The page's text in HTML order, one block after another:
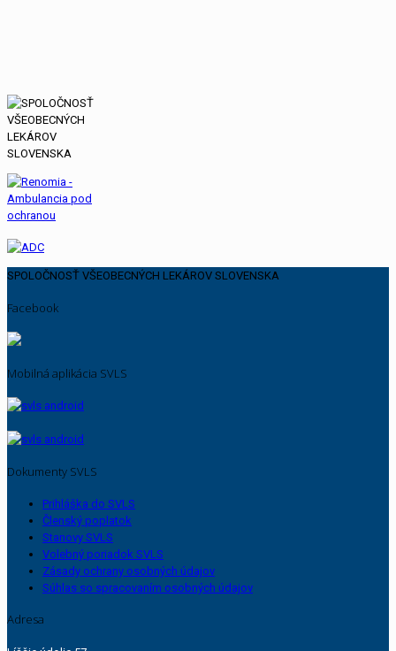
SPOLOČNOSŤ VŠEOBECNÝCH LEKÁROV SLOVENSKA
Facebook
Mobilná aplikácia SVLS
Dokumenty SVLS
Prihláška do SVLS
Členský poplatok
Stanovy SVLS
Volebný poriadok SVLS
Zásady ochrany osobných údajov
Súhlas so spracovaním osobných údajov
Adresa